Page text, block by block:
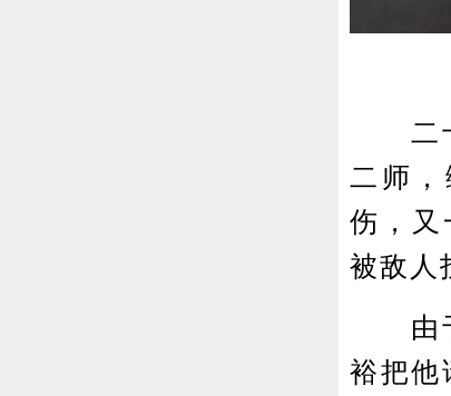
二十
二师
伤，又
被敌人
由于
裕把他